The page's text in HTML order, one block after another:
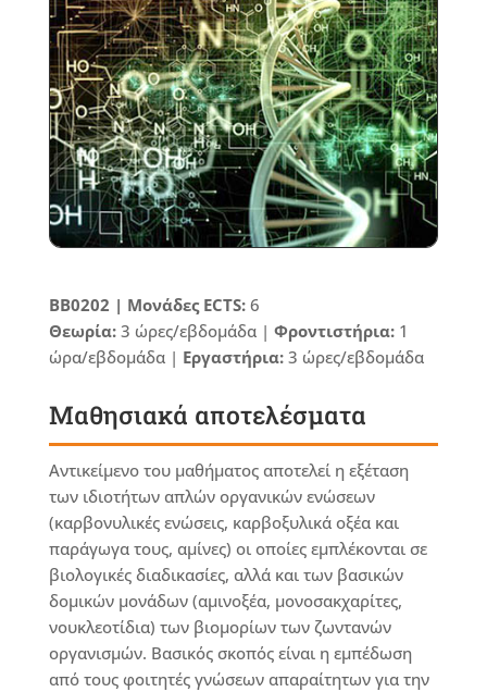
BB0202 | Μονάδες ECTS:6
Θεωρία:3 ώρες/εβδομάδα | Φροντιστήρια:1
ώρα/εβδομάδα | Εργαστήρια:3 ώρες/εβδομάδα
Μαθησιακά αποτελέσματα
Αντικείμενο του μαθήματος αποτελεί η εξέταση
των ιδιοτήτων απλών οργανικών ενώσεων
(καρβονυλικές ενώσεις, καρβοξυλικά οξέα και
παράγωγα τους, αμίνες) οι οποίες εμπλέκονται σε
βιολογικές διαδικασίες, αλλά και των βασικών
δομικών μονάδων (αμινοξέα, μονοσακχαρίτες,
νουκλεοτίδια) των βιομορίων των ζωντανών
οργανισμών. Βασικός σκοπός είναι η εμπέδωση
από τους φοιτητές γνώσεων απαραίτητων για την